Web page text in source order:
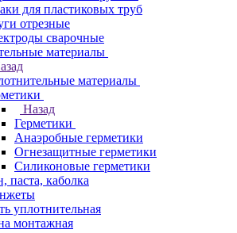
для пластиковых труб
отрезные
сварочные
материалы
материалы
Назад
Герметики
Анаэробные герметики
Огнезащитные герметики
Силиконовые герметики
паста, каболка
уплотнительная
монтажная